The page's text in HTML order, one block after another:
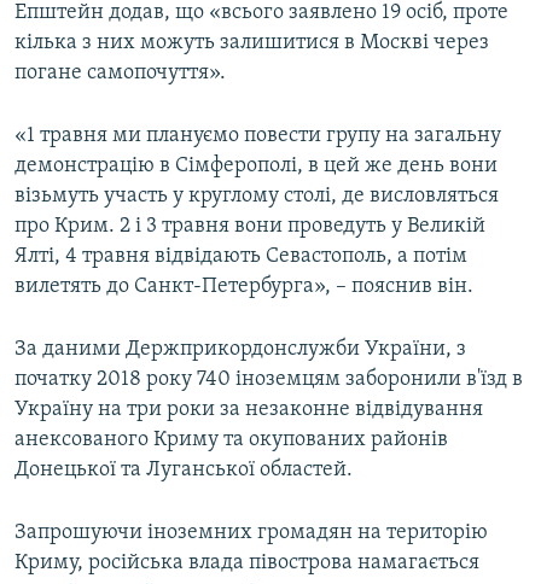
Епштейн додав, що «всього заявлено 19 осіб, проте
кілька з них можуть залишитися в Москві через
погане самопочуття».
«1 травня ми плануємо повести групу на загальну
демонстрацію в Сімферополі, в цей же день вони
візьмуть участь у круглому столі, де висловляться
про Крим. 2 і 3 травня вони проведуть у Великій
Ялті, 4 травня відвідають Севастополь, а потім
вилетять до Санкт-Петербурга», – пояснив він.
За даними Держприкордонслужби України, з
початку 2018 року 740 іноземцям заборонили в'їзд в
Україну на три роки за незаконне відвідування
анексованого Криму та окупованих районів
Донецької та Луганської областей.
Запрошуючи іноземних громадян на територію
Криму, російська влада півострова намагається